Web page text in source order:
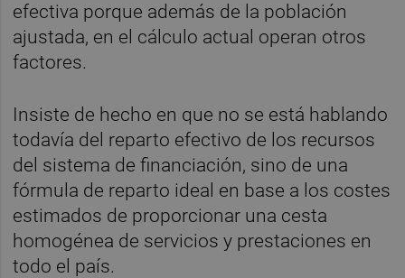
efectiva porque además de la población
ajustada, en el cálculo actual operan otros
factores.
Insiste de hecho en que no se está hablando
todavía del reparto efectivo de los recursos
del sistema de financiación, sino de una
fórmula de reparto ideal en base a los costes
estimados de proporcionar una cesta
homogénea de servicios y prestaciones en
todo el país.